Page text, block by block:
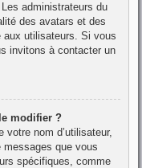
administrateurs du
des avatars et des
aux utilisateurs. Si vous
invitons à contacter un
modifier ?
votre nom d’utilisateur,
que vous
spécifiques, comme